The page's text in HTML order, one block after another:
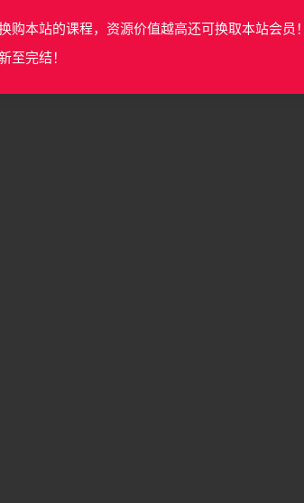
购本站的课程，资源价值越高还可换取本站会员！
至完结！